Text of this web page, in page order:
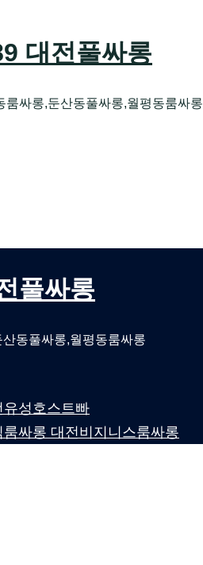
대전풀싸롱
싸롱,둔산동풀싸롱,월평동룸싸롱
풀싸롱
동풀싸롱,월평동룸싸롱
성호스트빠
싸롱 대전비지니스룸싸롱